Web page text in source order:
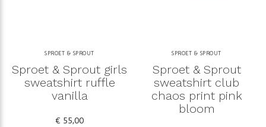
SPROET & SPROUT
Sproet & Sprout girls
sweatshirt ruffle
vanilla
€ 55,00
SPROET & SPROUT
Sproet & Sprout
sweatshirt club
chaos print pink
bloom